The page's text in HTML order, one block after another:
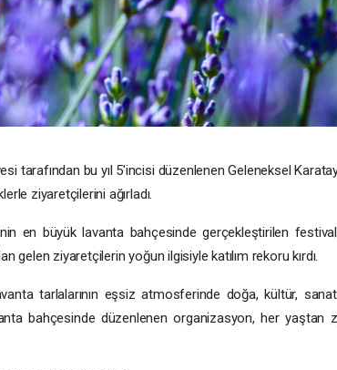
tarafından bu yıl 5'incisi düzenlenen Geleneksel
ziyaretçilerini ağırladı.
en büyük lavanta bahçesinde gerçekleştirilen
gelen ziyaretçilerin yoğun ilgisiyle katılım rekoru kırdı.
tarlalarının eşsiz atmosferinde doğa, kültür,
bahçesinde düzenlenen organizasyon, her yaştan